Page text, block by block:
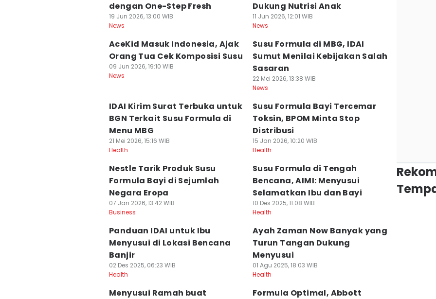
dengan One-Step Fresh
19 Jun 2026, 13:00 WIB
News
Dukung Nutrisi Anak
11 Jun 2026, 12:01 WIB
News
AceKid Masuk Indonesia, Ajak
Orang Tua Cek Komposisi Susu
09 Jun 2026, 19:10 WIB
News
Susu Formula di MBG, IDAI
Sumut Menilai Kebijakan Salah
Sasaran
22 Mei 2026, 13:38 WIB
News
IDAI Kirim Surat Terbuka untuk
BGN Terkait Susu Formula di
Menu MBG
21 Mei 2026, 15:16 WIB
Health
Susu Formula Bayi Tercemar
Toksin, BPOM Minta Stop
Distribusi
15 Jan 2026, 10:20 WIB
Health
Nestle Tarik Produk Susu
Formula Bayi di Sejumlah
Negara Eropa
07 Jan 2026, 13:42 WIB
Business
Susu Formula di Tengah
Bencana, AIMI: Menyusui
Selamatkan Ibu dan Bayi
10 Des 2025, 11:08 WIB
Health
Panduan IDAI untuk Ibu
Menyusui di Lokasi Bencana
Banjir
02 Des 2025, 06:23 WIB
Health
Ayah Zaman Now Banyak yang
Turun Tangan Dukung
Menyusui
01 Agu 2025, 18:03 WIB
Health
Menyusui Ramah buat
Formula Optimal, Abbott